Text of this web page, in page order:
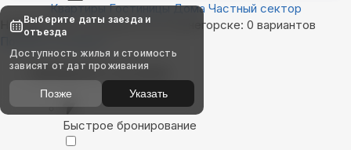
Квартиры Гостиницы Дома Частный сектор
Найдём, где остановиться в Оленегорске: 0 вариантов
Показать на карте
Выбирайте лучшее
Быстрое бронирование
Выберите даты заезда и
отъезда
Доступность жилья и стоимость
зависят от дат проживания
Позже Указать